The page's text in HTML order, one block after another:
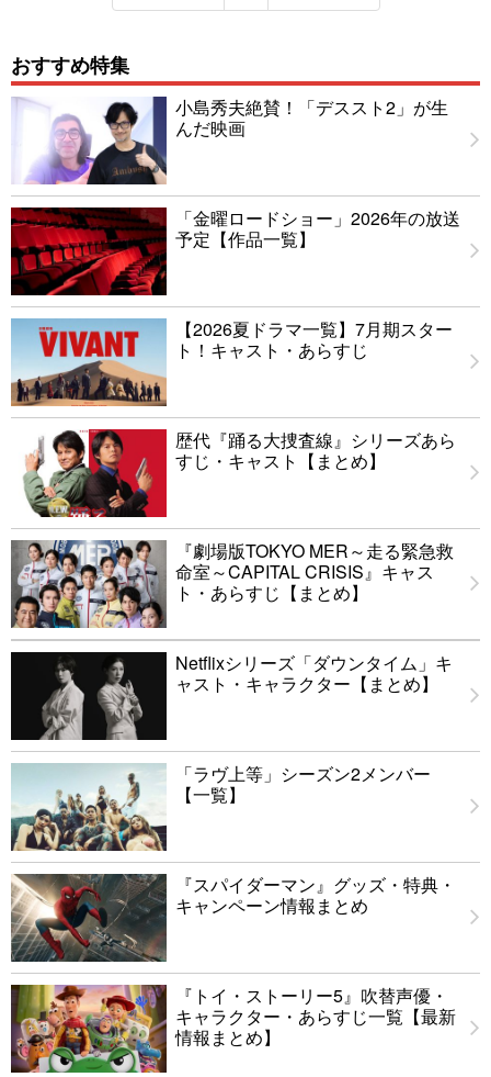
おすすめ特集
小島秀夫絶賛！「デススト2」が生
んだ映画
「金曜ロードショー」2026年の放送
予定【作品一覧】
【2026夏ドラマ一覧】7月期スター
ト！キャスト・あらすじ
歴代『踊る大捜査線』シリーズあら
すじ・キャスト【まとめ】
『劇場版TOKYO MER～走る緊急救
命室～CAPITAL CRISIS』キャス
ト・あらすじ【まとめ】
Netflixシリーズ「ダウンタイム」キ
ャスト・キャラクター【まとめ】
「ラヴ上等」シーズン2メンバー
【一覧】
『スパイダーマン』グッズ・特典・
キャンペーン情報まとめ
『トイ・ストーリー5』吹替声優・
キャラクター・あらすじ一覧【最新
情報まとめ】